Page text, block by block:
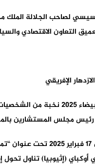
التعاون الاقتصادي
الإفريقي
جمع منتدى فيكتوريا –
ﻣﺠﻠﺲ اﻟﻤﺴﺘﺸﺎرﻳﻦ
خلال جلسة الافتتاح
أوكباي (إثيوبيا) تناول